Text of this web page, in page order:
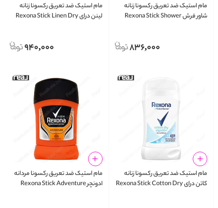
مام استیک ضد تعریق رکسونا زنانه
شاور فرش Rexona Stick Shower
836,000
مام استیک ضد تعریق رکسونا زنانه
لینن درای Rexona Stick Linen Dry
940,000
مام استیک ضد تعریق رکسونا زنانه
کاتن درای Rexona Stick Cotton Dry
مام استیک ضد تعریق رکسونا مردانه
ادونچر Rexona Stick Adventure